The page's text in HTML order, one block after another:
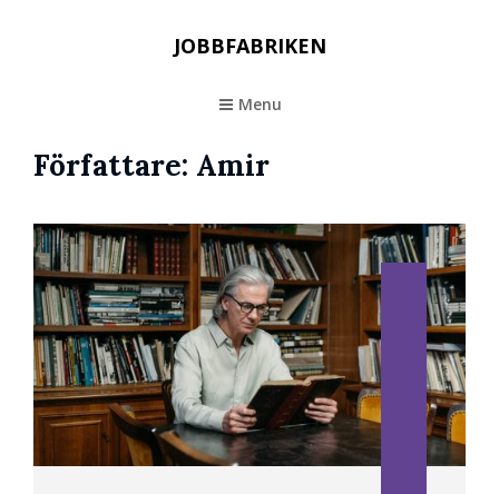
JOBBFABRIKEN
Menu
Författare: Amir